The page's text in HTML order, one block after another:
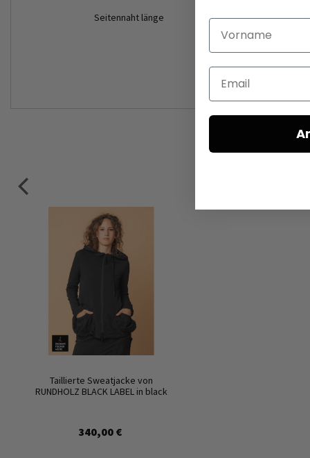
Seitennaht länge
Taillierte Sweatjacke von
RUNDHOLZ BLACK LABEL in black
340,00 €
Vorname
Email